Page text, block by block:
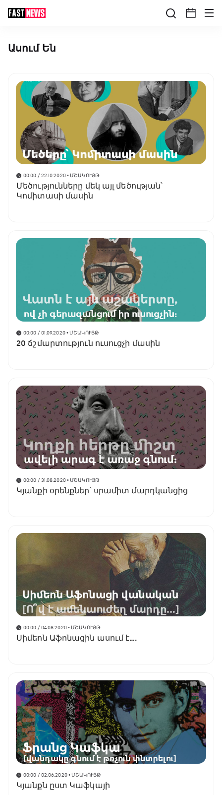
Ասում Են
00:00 / 22.10.2020• ՄՇԱԿՈՒՅԹ
Մեծությունները մեկ այլ մեծության՝
Կոմիտասի մասին
00:00 / 01.09.2020• ՄՇԱԿՈՒՅԹ
20 ճշմարտություն ուսուցչի մասին
00:00 / 31.08.2020• ՄՇԱԿՈՒՅԹ
Կյանքի օրենքներ՝ սրամիտ մարդկանցից
00:00 / 04.08.2020• ՄՇԱԿՈՒՅԹ
Սիմեոն Աֆոնացին ասում է….
00:00 / 02.06.2020• ՄՇԱԿՈՒՅԹ
Կյանքն ըստ Կաֆկայի